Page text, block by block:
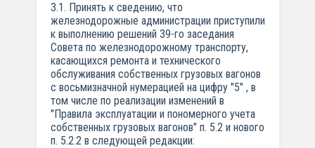
3.1. Принять к сведению, что
железнодорожные администрации приступили
к выполнению решений 39-го заседания
Совета по железнодорожному транспорту,
касающихся ремонта и технического
обслуживания собственных грузовых вагонов
с восьмизначной нумерацией на цифру "5" , в
том числе по реализации изменений в
"Правила эксплуатации и пономерного учета
собственных грузовых вагонов" п. 5.2 и нового
п. 5.2.2 в следующей редакции: